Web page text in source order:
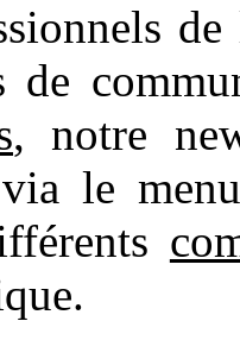
de
, notre
le